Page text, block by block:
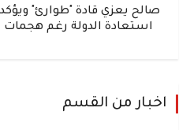
صالح يعزي قادة "طوارئ"
استعادة الدولة رغم هجمات
اخبار من القسم